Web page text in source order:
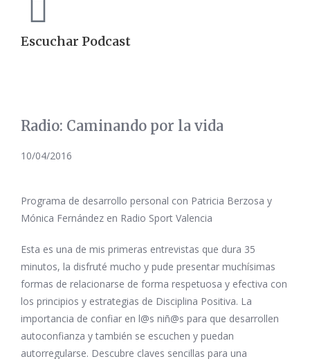
Escuchar Podcast
Radio: Caminando por la vida
10/04/2016
Programa de desarrollo personal con Patricia Berzosa y
Mónica Fernández en Radio Sport Valencia
Esta es una de mis primeras entrevistas que dura 35
minutos, la disfruté mucho y pude presentar muchísimas
formas de relacionarse de forma respetuosa y efectiva con
los principios y estrategias de Disciplina Positiva. La
importancia de confiar en l@s niñ@s para que desarrollen
autoconfianza y también se escuchen y puedan
autorregularse. Descubre claves sencillas para una